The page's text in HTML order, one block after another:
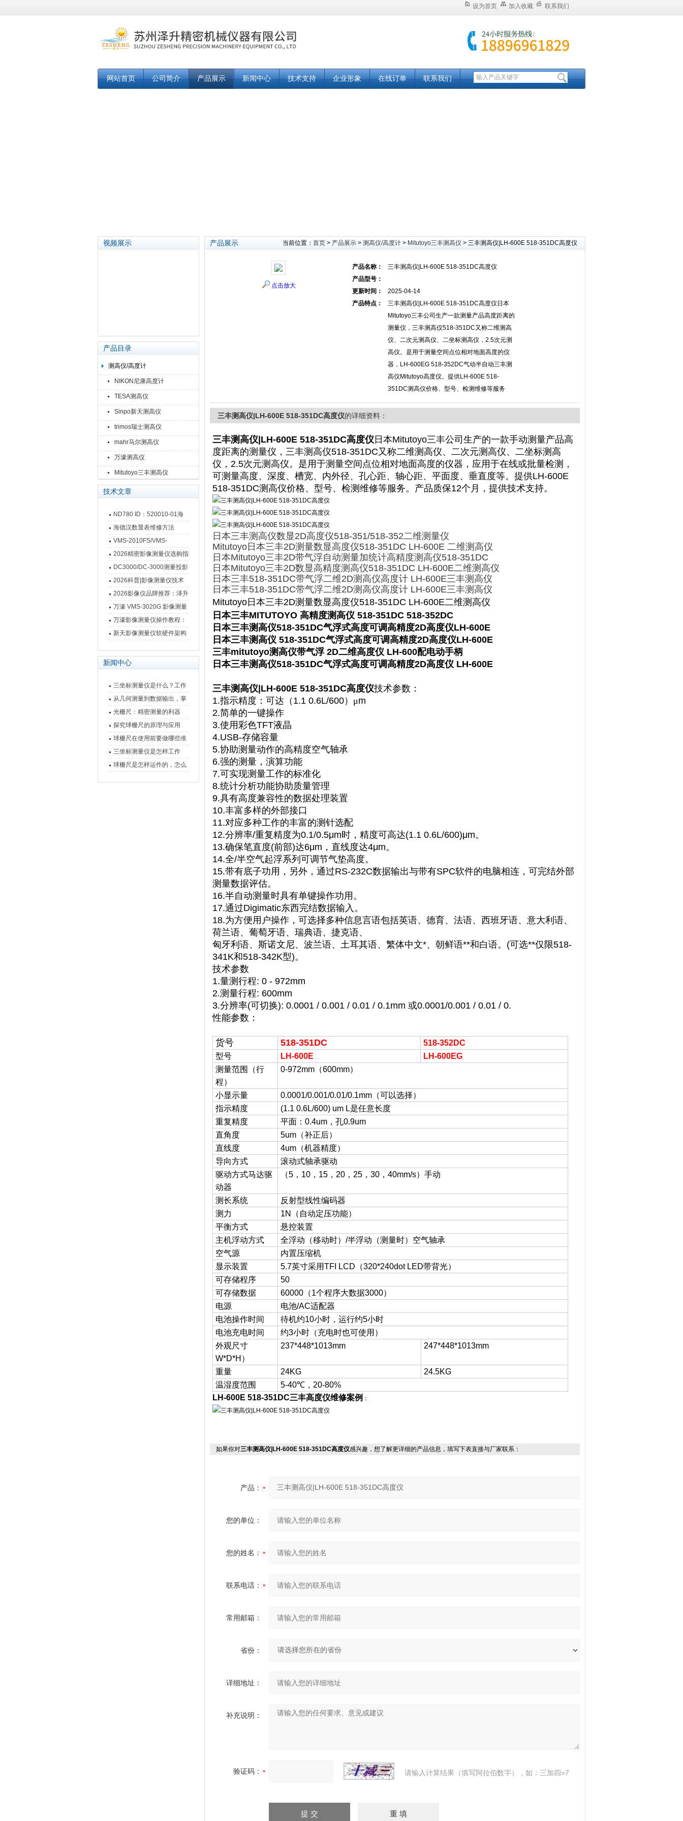
设为首页 加入收藏 联系我们
网站首页 公司简介 产品展示 新闻中心 技术支持 企业形象 在线订单 联系我们
视频展示
产品目录
测高仪/高度计
NIKON尼康高度计
TESA测高仪
Sinpo新天测高仪
trimos瑞士测高仪
mahr马尔测高仪
万濠测高仪
Mitutoyo三丰测高仪
技术文章
ND780 ID：520010-01海
德汉数显表故障维修内容
海德汉数显表维修方法
VMS-2010FS/VMS-
3020FS/VMS-4030FS手动
影像测量仪技术参数
2026精密影像测量仪选购指
南 靠谱品牌一站式选型推荐
DC3000/DC-3000测量投影
仪万濠数据处理器数显表故
障维修方法
2026科普|影像测量仪技术
原理、分类及选型应用
2026影像仪品牌推荐：泽升
影像测量仪选型指南
万濠 VMS-3020G 影像测量
仪技术规格与应用解析
万濠影像测量仪操作教程：
从开机到出报告，新手也能
新天影像测量仪软硬件架构
新闻中心
三坐标测量仪是什么？工作
原理、分类与核心功能一次
讲清
从几何测量到数据输出，掌
握万濠影像测量仪的六大核
心能力
光栅尺：精密测量的利器
探究球栅尺的原理与应用
球栅尺在使用前要做哪些准
备工作？
三坐标测量仪是怎样工作
的，功能有什么优势？
球栅尺是怎样运作的，怎么
产品展示 当前位置： 首页 > 产品展示 > 测高仪/高度计 > Mitutoyo三丰测高仪 > 三丰测高仪|LH-600E 518-351DC高度仪
点击放大
产品名称：
三丰测高仪|LH-600E 518-351DC高度仪
产品型号：
更新时间：
2025-04-14
产品特点：
三丰测高仪|LH-600E 518-351DC高度仪日本
Mitutoyo三丰公司生产一款测量产品高度距离的
测量仪，三丰测高仪518-351DC又称二维测高
仪、二次元测高仪、二坐标测高仪，2.5次元测
高仪。是用于测量空间点位相对地面高度的仪
器，LH-600EG 518-352DC气动半自动三丰测
高仪Mitutoyo高度仪。提供LH-600E 518-
351DC测高仪价格、型号、检测维修等服务
三丰测高仪|LH-600E 518-351DC高度仪的详细资料：
三丰测高仪|LH-600E 518-351DC高度仪 日本Mitutoyo三丰公司生产的一款手动测量产品高
度距离的测量仪，三丰测高仪518-351DC又称二维测高仪、二次元测高仪、二坐标测高
仪，2.5次元测高仪。是用于测量空间点位相对地面高度的仪器，应用于在线或批量检测，
可测量高度、深度、槽宽、内外径、孔心距、轴心距、平面度、垂直度等。提供LH-600E
518-351DC测高仪价格、型号、检测维修等服务。产品质保12个月，提供技术支持。
日本三丰测高仪数显2D高度仪518-351/518-352二维测量仪
Mitutoyo日本三丰2D测量数显高度仪518-351DC LH-600E 二维测高仪
日本Mitutoyo三丰2D带气浮自动测量加统计高精度测高仪518-351DC
日本Mitutoyo三丰2D数显高精度测高仪518-351DC LH-600E二维测高仪
日本三丰518-351DC带气浮二维2D测高仪高度计 LH-600E三丰测高仪
日本三丰518-351DC带气浮二维2D测高仪高度计 LH-600E三丰测高仪
Mitutoyo日本三丰2D测量数显高度仪518-351DC LH-600E二维测高仪
日本三丰MITUTOYO 高精度测高仪 518-351DC 518-352DC
日本三丰测高仪518-351DC气浮式高度可调高精度2D高度仪LH-600E
日本三丰测高仪 518-351DC气浮式高度可调高精度2D高度仪LH-600E
三丰mitutoyo测高仪带气浮 2D二维高度仪 LH-600配电动手柄
日本三丰测高仪518-351DC气浮式高度可调高精度2D高度仪 LH-600E
三丰测高仪|LH-600E 518-351DC高度仪技术参数：
1.指示精度：可达（1.1 0.6L/600） μm
2.简单的一键操作
3.使用彩色TFT液晶
4.USB-存储容量
5.协助测量动作的高精度空气轴承
6.强的测量，演算功能
7.可实现测量工作的标准化
8.统计分析功能协助质量管理
9.具有高度兼容性的数据处理装置
10.丰富多样的外部接口
11.对应多种工作的丰富的测针选配
12.分辨率/重复精度为0.1/0.5μm时，精度可高达(1.1 0.6L/600)μm。
13.确保笔直度(前部)达6μm，直线度达4μm。
14.全/半空气起浮系列可调节气垫高度。
15.带有底子功用，另外，通过RS-232C数据输出与带有SPC软件的电脑相连，可完结外部
测量数据评估。
16.半自动测量时具有单键操作功用。
17.通过Digimatic东西完结数据输入。
18.为方便用户操作，可选择多种信息言语包括英语、德育、法语、西班牙语、意大利语、
荷兰语、葡萄牙语、瑞典语、捷克语、
匈牙利语、斯诺文尼、波兰语、土耳其语、繁体中文*、朝鲜语**和白语。(可选**仅限518-
341K和518-342K型)。
技术参数
1.量测行程: 0 - 972mm
2.测量行程: 600mm
3.分辨率(可切换): 0.0001 / 0.001 / 0.01 / 0.1mm 或0.0001/0.001 / 0.01 / 0.
性能参数：
货号 518-351DC
518-352DC
型号
LH-600E
LH-600EG
测量范围（行
程）
0-972mm（600mm）
小显示量
0.0001/0.001/0.01/0.1mm（可以选择）
指示精度
(1.1 0.6L/600) um L是任意长度
重复精度
平面：0.4um，孔0.9um
直角度
5um（补正后）
直线度
4um（机器精度）
导向方式
滚动式轴承驱动
驱动方式马达驱
动器
（5，10，15，20，25，30，40mm/s）手动
测长系统
反射型线性编码器
测力
1N（自动定压功能）
平衡方式
悬控装置
主机浮动方式
全浮动（移动时）/半浮动（测量时）空气轴承
空气源
内置压缩机
显示装置
5.7英寸采用TFI LCD（320*240dot LED带背光）
可存储程序
50
可存储数据
60000（1个程序大数据3000）
电源
电池/AC适配器
电池操作时间
待机约10小时，运行约5小时
电池充电时间
约3小时（充电时也可使用）
外观尺寸
W*D*H）
237*448*1013mm 247*448*1013mm
重量 24KG
24.5KG
温湿度范围
5-40℃，20-80%
LH-600E 518-351DC三丰高度仪维修案例 ：
如果你对三丰测高仪|LH-600E 518-351DC高度仪感兴趣，想了解更详细的产品信息，填写下表直接与厂家联系：
产品：
您的单位：
您的姓名：
联系电话：
常用邮箱：
省份：
详细地址：
补充说明：
验证码： 请输入计算结果（填写阿拉伯数字），如：三加四=7